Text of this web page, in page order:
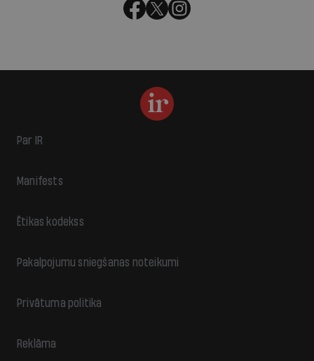
Par IR
Manifests
Ētikas kodekss
Pakalpojumu sniegšanas noteikumi
Privātuma politika
Reklāma